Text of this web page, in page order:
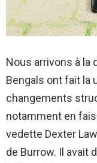
Nous arrivons à la
Bengals ont fait la
changements
notamment en
vedette Dexter
de Burrow. Il avait